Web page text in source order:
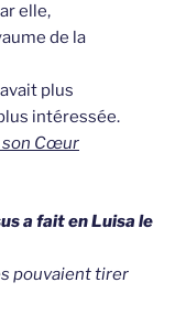
elle,
de la
plus
intéressée.
son Cœur
a fait en Luisa le
pouvaient tirer